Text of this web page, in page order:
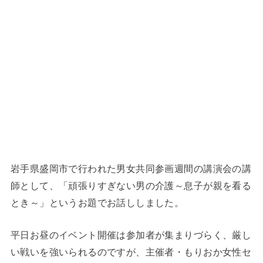
岩手県盛岡市で行われた男女共同参画週間の講演会の講
師として、「頑張りすぎない男の介護～息子が親を看る
とき～」というお題でお話ししました。
平日お昼のイベント開催は参加者が集まりづらく、厳し
い戦いを強いられるのですが、主催者・もりおか女性セ